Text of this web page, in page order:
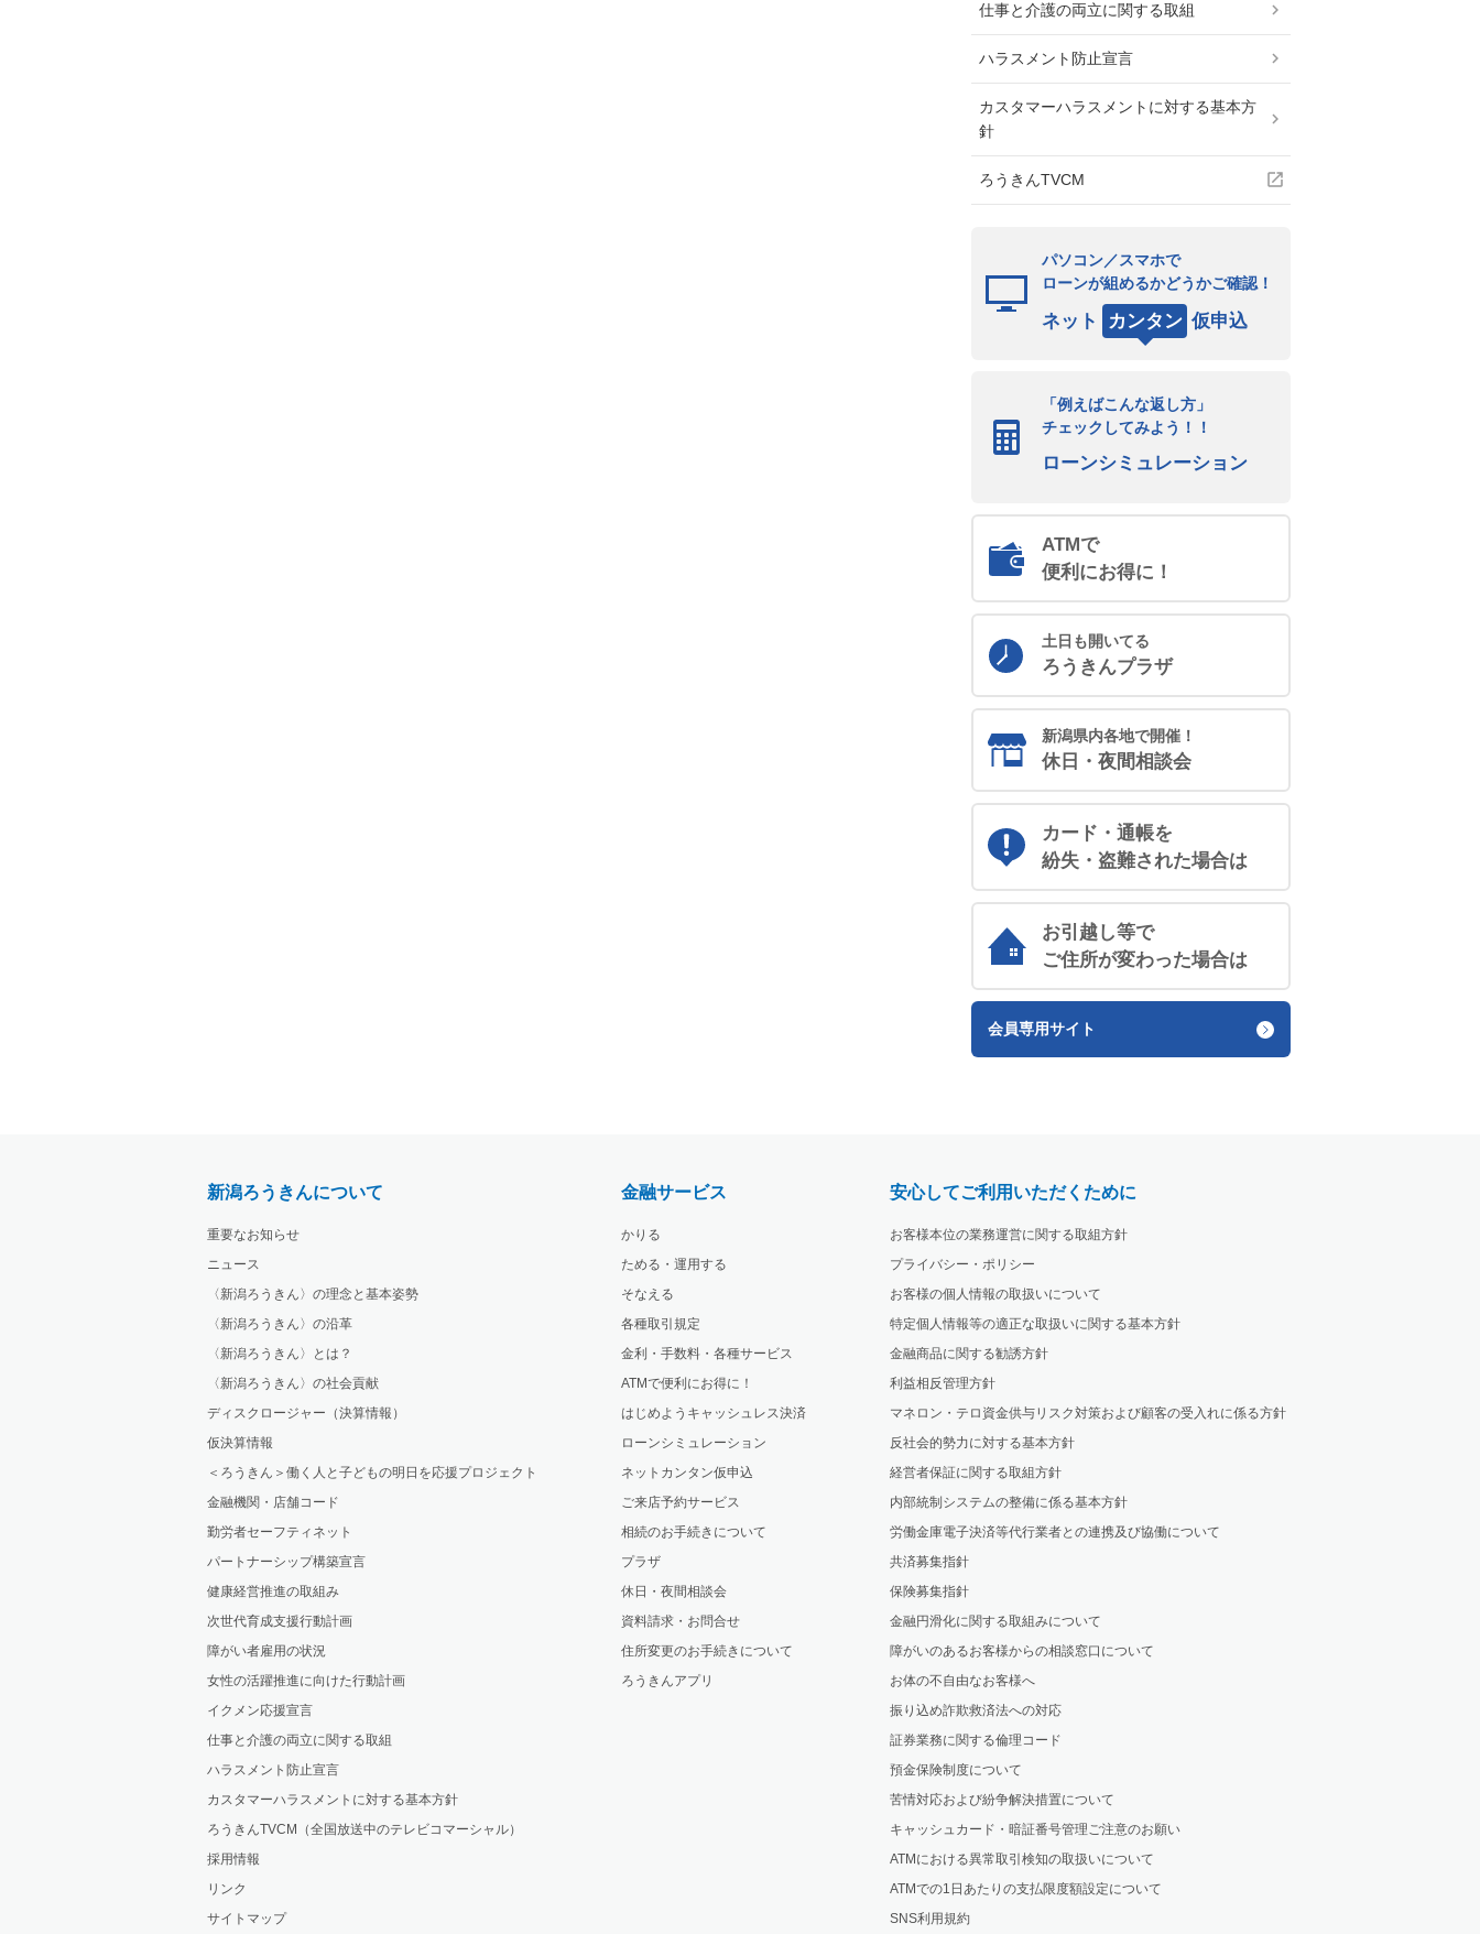
仕事と介護の両立に関する取組
ハラスメント防止宣言
カスタマーハラスメントに対する基本方
針
ろうきんTVCM
パソコン／スマホで
ローンが組めるかどうかご確認！
ネット カンタン 仮申込
「例えばこんな返し方」
チェックしてみよう！！
ローンシミュレーション
ATMで
便利にお得に！
土日も開いてる
ろうきんプラザ
新潟県内各地で開催！
休日・夜間相談会
カード・通帳を
紛失・盗難された場合は
お引越し等で
ご住所が変わった場合は
会員専用サイト
新潟ろうきんについて
重要なお知らせ
ニュース
〈新潟ろうきん〉の理念と基本姿勢
〈新潟ろうきん〉の沿革
〈新潟ろうきん〉とは？
〈新潟ろうきん〉の社会貢献
ディスクロージャー（決算情報）
仮決算情報
＜ろうきん＞働く人と子どもの明日を応援プロジェクト
金融機関・店舗コード
勤労者セーフティネット
パートナーシップ構築宣言
健康経営推進の取組み
次世代育成支援行動計画
障がい者雇用の状況
女性の活躍推進に向けた行動計画
イクメン応援宣言
仕事と介護の両立に関する取組
ハラスメント防止宣言
カスタマーハラスメントに対する基本方針
ろうきんTVCM（全国放送中のテレビコマーシャル）
採用情報
リンク
サイトマップ
金融サービス
かりる
ためる・運用する
そなえる
各種取引規定
金利・手数料・各種サービス
ATMで便利にお得に！
はじめようキャッシュレス決済
ローンシミュレーション
ネットカンタン仮申込
ご来店予約サービス
相続のお手続きについて
プラザ
休日・夜間相談会
資料請求・お問合せ
住所変更のお手続きについて
ろうきんアプリ
安心してご利用いただくために
お客様本位の業務運営に関する取組方針
プライバシー・ポリシー
お客様の個人情報の取扱いについて
特定個人情報等の適正な取扱いに関する基本方針
金融商品に関する勧誘方針
利益相反管理方針
マネロン・テロ資金供与リスク対策および顧客の受入れに係る方針
反社会的勢力に対する基本方針
経営者保証に関する取組方針
内部統制システムの整備に係る基本方針
労働金庫電子決済等代行業者との連携及び協働について
共済募集指針
保険募集指針
金融円滑化に関する取組みについて
障がいのあるお客様からの相談窓口について
お体の不自由なお客様へ
振り込め詐欺救済法への対応
証券業務に関する倫理コード
預金保険制度について
苦情対応および紛争解決措置について
キャッシュカード・暗証番号管理ご注意のお願い
ATMにおける異常取引検知の取扱いについて
ATMでの1日あたりの支払限度額設定について
SNS利用規約